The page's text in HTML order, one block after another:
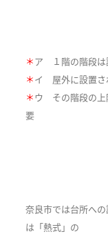
＊ア １階の階段は
＊イ 屋外に設置さ
＊ウ その階段の上
要
奈良市では台所へ
は「熱式」の